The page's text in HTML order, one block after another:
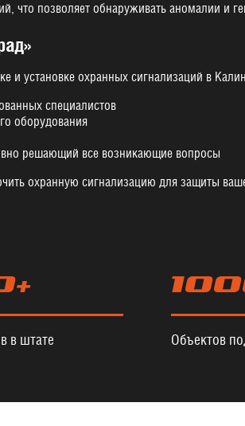
что позволяет обнаруживать аномалии и
и установке охранных сигнализаций в
специалистов
оборудования
решающий все возникающие вопросы
охранную сигнализацию для защиты
в штате Объектов